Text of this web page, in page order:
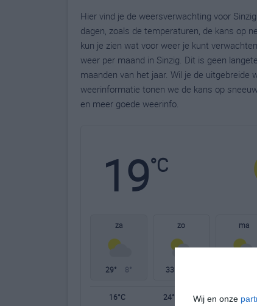
Wij en onze
Hier vind je de weersverwachting voor
dagen, zoals de temperaturen, de kans op
kun je zien wat voor weer je kunt
weer per maand in Sinzig. Dit is geen
maanden van het jaar. Wil je de uitgebreide
weerinformatie tonen we de kans op
en meer goede weerinfo.
19°C
za
29° 8°
zo
33°
ma
16°C 24°C 28°C